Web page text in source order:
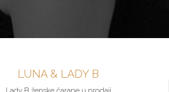
LUNA & LADY B